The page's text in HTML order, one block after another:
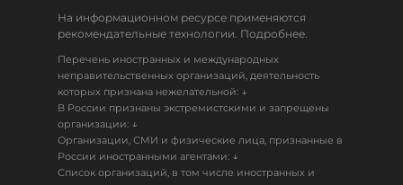
На информационном ресурсе применяются
рекомендательные технологии. Подробнее.
Перечень иностранных и международных
неправительственных организаций, деятельность
которых признана нежелательной: ↓
В России признаны экстремистскими и запрещены
организации: ↓
Организации, СМИ и физические лица, признанные в
России иностранными агентами: ↓
Список организаций, в том числе иностранных и